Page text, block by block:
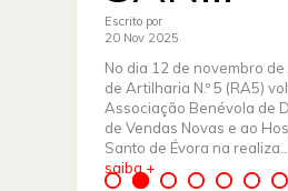
Escrito por
20 Nov 2025
No dia 12 de novembro
de Artilharia N.º 5 (RA5)
Associação Benévola de
de Vendas Novas e ao
Santo de Évora na realiza...
saiba +